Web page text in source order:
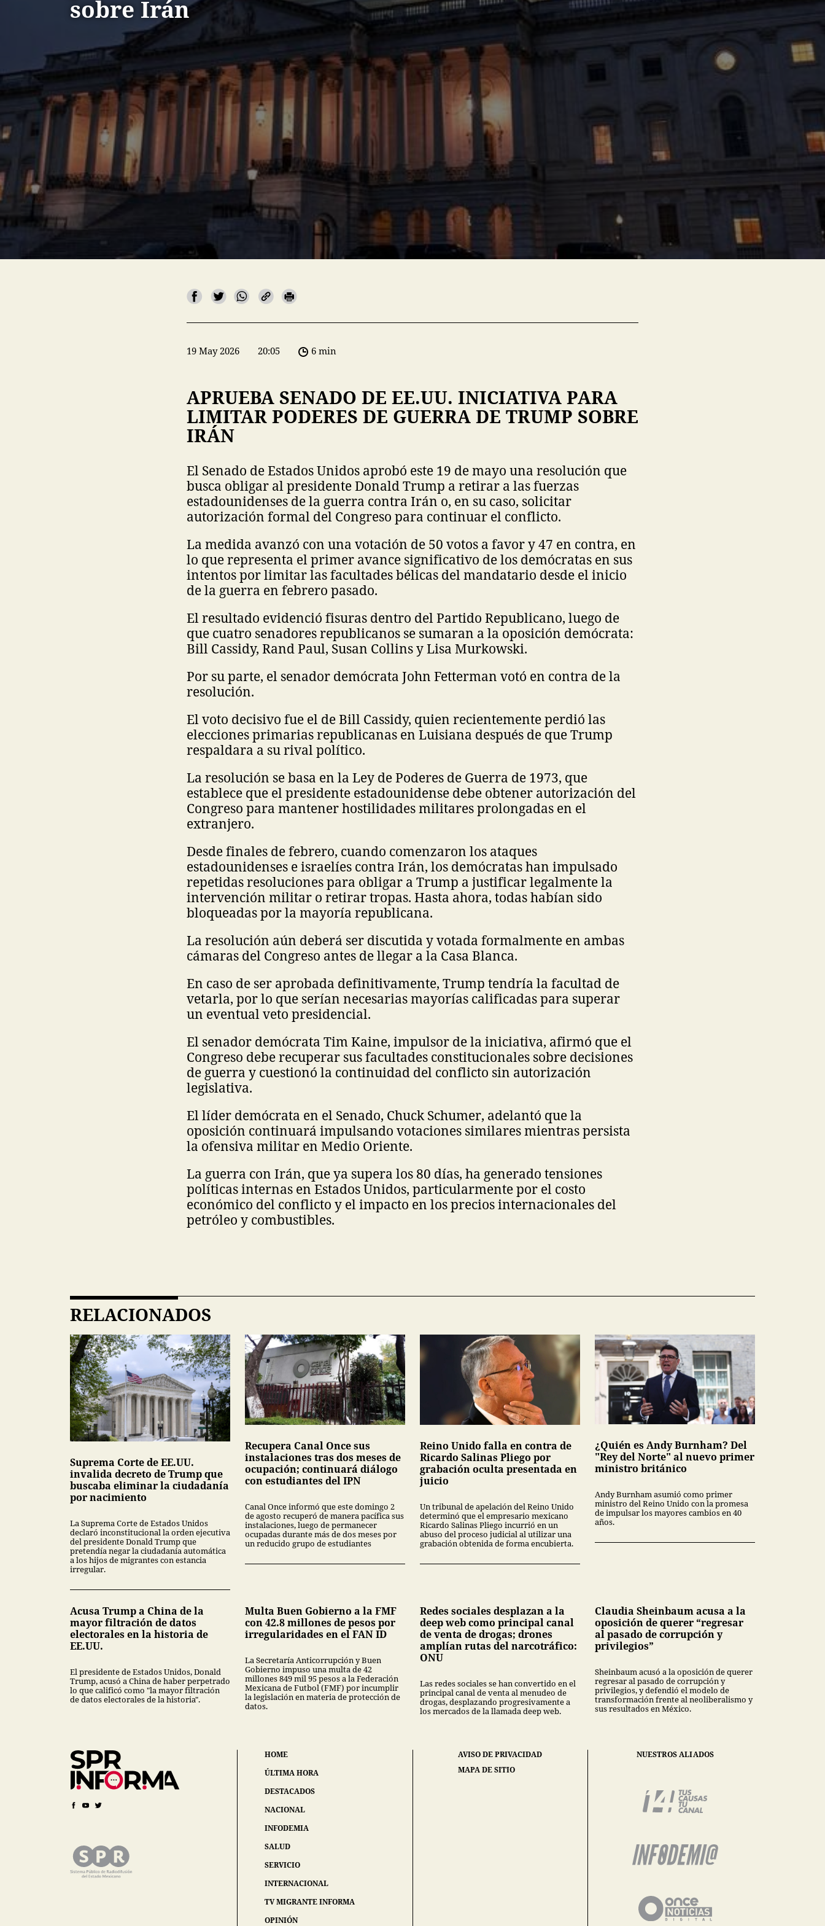
sobre Irán
19 May 2026 20:05 6 min
APRUEBA SENADO DE EE.UU. INICIATIVA PARA
LIMITAR PODERES DE GUERRA DE TRUMP SOBRE
IRÁN
El Senado de Estados Unidos aprobó este 19 de mayo una resolución que
busca obligar al presidente Donald Trump a retirar a las fuerzas
estadounidenses de la guerra contra Irán o, en su caso, solicitar
autorización formal del Congreso para continuar el conflicto.
La medida avanzó con una votación de 50 votos a favor y 47 en contra, en
lo que representa el primer avance significativo de los demócratas en sus
intentos por limitar las facultades bélicas del mandatario desde el inicio
de la guerra en febrero pasado.
El resultado evidenció fisuras dentro del Partido Republicano, luego de
que cuatro senadores republicanos se sumaran a la oposición demócrata:
Bill Cassidy, Rand Paul, Susan Collins y Lisa Murkowski.
Por su parte, el senador demócrata John Fetterman votó en contra de la
resolución.
El voto decisivo fue el de Bill Cassidy, quien recientemente perdió las
elecciones primarias republicanas en Luisiana después de que Trump
respaldara a su rival político.
La resolución se basa en la Ley de Poderes de Guerra de 1973, que
establece que el presidente estadounidense debe obtener autorización del
Congreso para mantener hostilidades militares prolongadas en el
extranjero.
Desde finales de febrero, cuando comenzaron los ataques
estadounidenses e israelíes contra Irán, los demócratas han impulsado
repetidas resoluciones para obligar a Trump a justificar legalmente la
intervención militar o retirar tropas. Hasta ahora, todas habían sido
bloqueadas por la mayoría republicana.
La resolución aún deberá ser discutida y votada formalmente en ambas
cámaras del Congreso antes de llegar a la Casa Blanca.
En caso de ser aprobada definitivamente, Trump tendría la facultad de
vetarla, por lo que serían necesarias mayorías calificadas para superar
un eventual veto presidencial.
El senador demócrata Tim Kaine, impulsor de la iniciativa, afirmó que el
Congreso debe recuperar sus facultades constitucionales sobre decisiones
de guerra y cuestionó la continuidad del conflicto sin autorización
legislativa.
El líder demócrata en el Senado, Chuck Schumer, adelantó que la
oposición continuará impulsando votaciones similares mientras persista
la ofensiva militar en Medio Oriente.
La guerra con Irán, que ya supera los 80 días, ha generado tensiones
políticas internas en Estados Unidos, particularmente por el costo
económico del conflicto y el impacto en los precios internacionales del
petróleo y combustibles.
RELACIONADOS
Suprema Corte de EE.UU.
invalida decreto de Trump que
buscaba eliminar la ciudadanía
por nacimiento
La Suprema Corte de Estados Unidos
declaró inconstitucional la orden ejecutiva
del presidente Donald Trump que
pretendía negar la ciudadanía automática
a los hijos de migrantes con estancia
irregular.
Recupera Canal Once sus
instalaciones tras dos meses de
ocupación; continuará diálogo
con estudiantes del IPN
Canal Once informó que este domingo 2
de agosto recuperó de manera pacífica sus
instalaciones, luego de permanecer
ocupadas durante más de dos meses por
un reducido grupo de estudiantes
Reino Unido falla en contra de
Ricardo Salinas Pliego por
grabación oculta presentada en
juicio
Un tribunal de apelación del Reino Unido
determinó que el empresario mexicano
Ricardo Salinas Pliego incurrió en un
abuso del proceso judicial al utilizar una
grabación obtenida de forma encubierta.
¿Quién es Andy Burnham? Del
"Rey del Norte" al nuevo primer
ministro británico
Andy Burnham asumió como primer
ministro del Reino Unido con la promesa
de impulsar los mayores cambios en 40
años.
Acusa Trump a China de la
mayor filtración de datos
electorales en la historia de
EE.UU.
El presidente de Estados Unidos, Donald
Trump, acusó a China de haber perpetrado
lo que calificó como "la mayor filtración
de datos electorales de la historia".
Multa Buen Gobierno a la FMF
con 42.8 millones de pesos por
irregularidades en el FAN ID
La Secretaría Anticorrupción y Buen
Gobierno impuso una multa de 42
millones 849 mil 95 pesos a la Federación
Mexicana de Futbol (FMF) por incumplir
la legislación en materia de protección de
datos.
Redes sociales desplazan a la
deep web como principal canal
de venta de drogas; drones
amplían rutas del narcotráfico:
ONU
Las redes sociales se han convertido en el
principal canal de venta al menudeo de
drogas, desplazando progresivamente a
los mercados de la llamada deep web.
Claudia Sheinbaum acusa a la
oposición de querer “regresar
al pasado de corrupción y
privilegios”
Sheinbaum acusó a la oposición de querer
regresar al pasado de corrupción y
privilegios, y defendió el modelo de
transformación frente al neoliberalismo y
sus resultados en México.
HOME
ÚLTIMA HORA
DESTACADOS
NACIONAL
INFODEMIA
SALUD
SERVICIO
INTERNACIONAL
TV MIGRANTE INFORMA
OPINIÓN
AVISO DE PRIVACIDAD
MAPA DE SITIO
NUESTROS ALIADOS